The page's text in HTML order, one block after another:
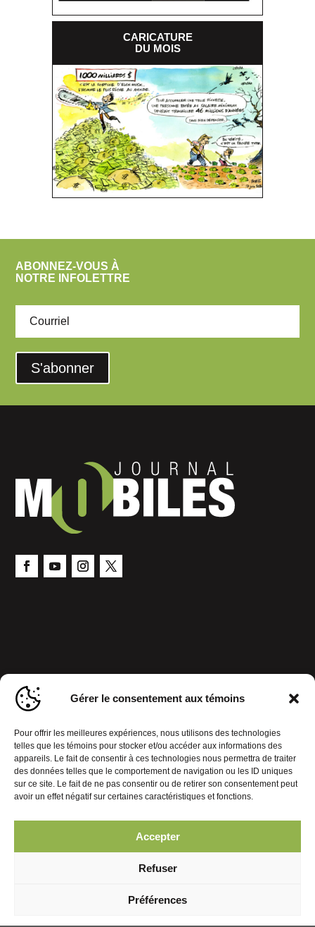
Gérer le consentement aux témoins
Pour offrir les meilleures expériences, nous utilisons des technologies
telles que les témoins pour stocker et/ou accéder aux informations des
appareils. Le fait de consentir à ces technologies nous permettra de traiter
des données telles que le comportement de navigation ou les ID uniques
sur ce site. Le fait de ne pas consentir ou de retirer son consentement peut
avoir un effet négatif sur certaines caractéristiques et fonctions.
Accepter
Refuser
Préférences
CARICATURE
DU MOIS
ABONNEZ-VOUS À
NOTRE INFOLETTRE
S'abonner
Gérer le consentement aux témoins
© 2026 Journal Mobiles. Tous droits réservés. | Réalisation :